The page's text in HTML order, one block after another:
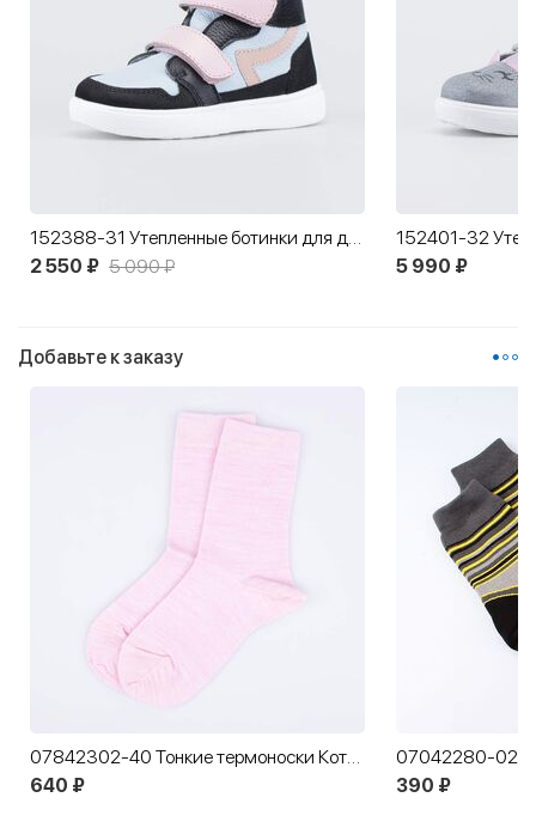
152388-31 Утепленные ботинки для девочки
2 550 ₽ 5 090 ₽ 5 990 ₽
Добавьте к заказу
07842302-40 Тонкие термоноски Котофей Лайт розовые
640 ₽
390 ₽